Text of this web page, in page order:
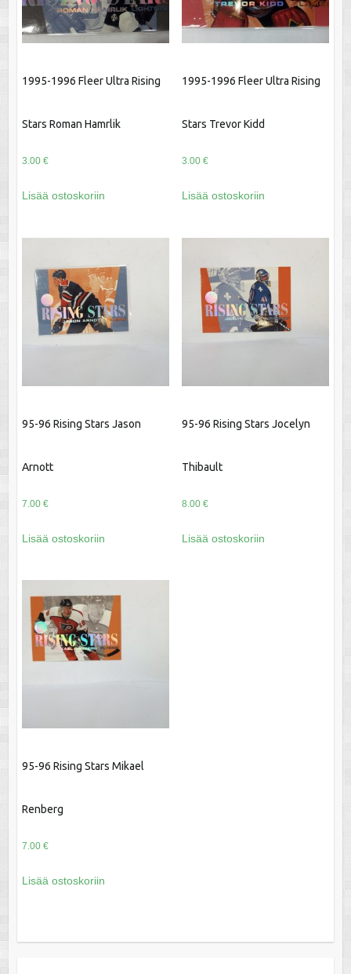
1995-1996 Fleer Ultra Rising
Stars Roman Hamrlik
3.00 €
Lisää ostoskoriin
1995-1996 Fleer Ultra Rising
Stars Trevor Kidd
3.00 €
Lisää ostoskoriin
95-96 Rising Stars Jason
Arnott
7.00 €
Lisää ostoskoriin
95-96 Rising Stars Jocelyn
Thibault
8.00 €
Lisää ostoskoriin
95-96 Rising Stars Mikael
Renberg
7.00 €
Lisää ostoskoriin